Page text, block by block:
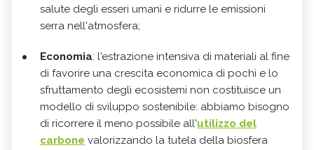
salute degli esseri umani e ridurre le emissioni
serra nell'atmosfera;
Economia: l'estrazione intensiva di materiali al fine
di favorire una crescita economica di pochi e lo
sfruttamento degli ecosistemi non costituisce un
modello di sviluppo sostenibile: abbiamo bisogno
di ricorrere il meno possibile all'utilizzo del
carbone valorizzando la tutela della biosfera